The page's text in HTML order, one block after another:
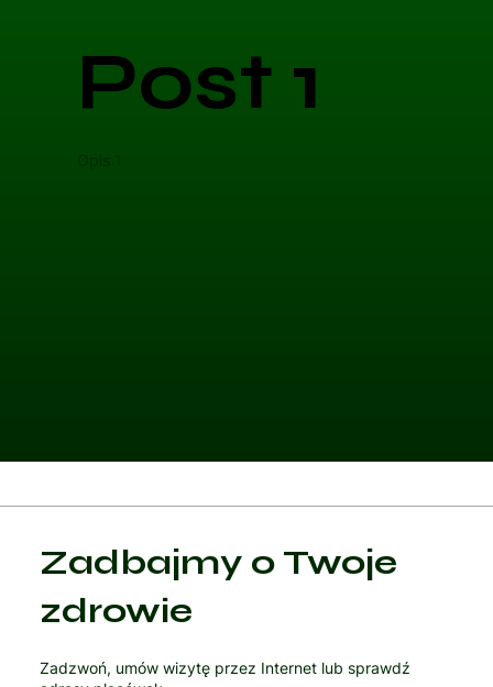
Post 1
Opis 1
Zadbajmy o Twoje
zdrowie
Zadzwoń, umów wizytę przez Internet lub sprawdź